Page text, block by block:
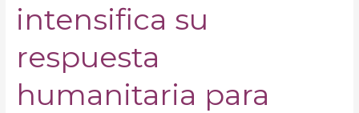
intensifica su
respuesta
humanitaria para
urgentes
Etiopía,